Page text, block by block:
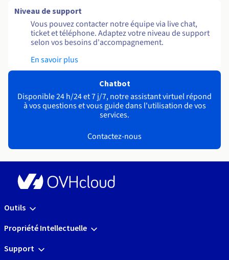
Niveau de support
Vous pouvez contacter notre équipe via live chat,
ticket et téléphone. Adaptez votre niveau de support
selon vos besoins d'accompagnement.
En savoir plus
Chatbot
Disponible 24 h/24 et 7 j/7, notre assistant virtuel répond
à vos questions et vous guide dans l'utilisation de vos
services.
Contactez-nous
Outils
Propriété Intellectuelle
Support